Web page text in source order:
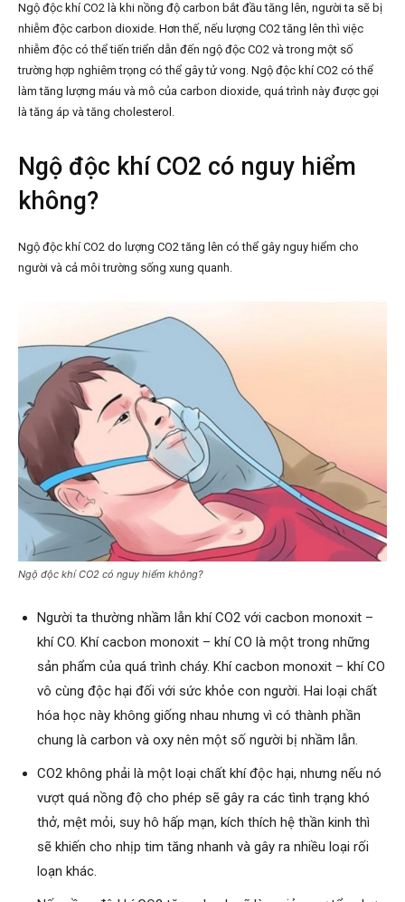
Ngộ độc khí CO2 là khi nồng độ carbon bắt đầu tăng lên, người ta sẽ bị
nhiễm độc carbon dioxide. Hơn thế, nếu lượng CO2 tăng lên thì việc
nhiễm độc có thể tiến triển dẫn đến ngộ độc CO2 và trong một số
trường hợp nghiêm trọng có thể gây tử vong. Ngộ độc khí CO2 có thể
làm tăng lượng máu và mô của carbon dioxide, quá trình này được gọi
là tăng áp và tăng cholesterol.
Ngộ độc khí CO2 có nguy hiểm
không?
Ngộ độc khí CO2 do lượng CO2 tăng lên có thể gây nguy hiểm cho
người và cả môi trường sống xung quanh.
Ngộ độc khí CO2 có nguy hiểm không?
Người ta thường nhầm lẫn khí CO2 với cacbon monoxit –
khí CO. Khí cacbon monoxit – khí CO là một trong những
sản phẩm của quá trình cháy. Khí cacbon monoxit – khí CO
vô cùng độc hại đối với sức khỏe con người. Hai loại chất
hóa học này không giống nhau nhưng vì có thành phần
chung là carbon và oxy nên một số người bị nhầm lẫn.
CO2 không phải là một loại chất khí độc hại, nhưng nếu nó
vượt quá nồng độ cho phép sẽ gây ra các tình trạng khó
thở, mệt mỏi, suy hô hấp mạn, kích thích hệ thần kinh thì
sẽ khiến cho nhịp tim tăng nhanh và gây ra nhiều loại rối
loạn khác.